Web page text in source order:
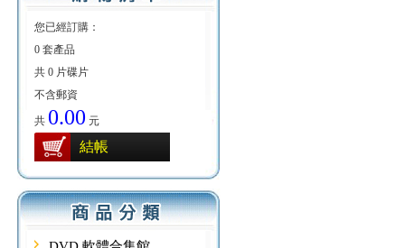
您已經訂購：
0 套產品
共 0 片碟片
不含郵資
共 0.00 元
結帳